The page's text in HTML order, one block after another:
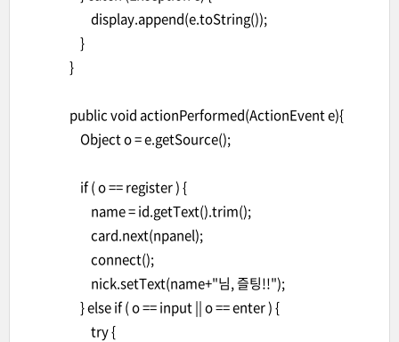
display.append(e.toString());
}
}
public void actionPerformed(ActionEvent e){
Object o = e.getSource();
if ( o == register ) {
name = id.getText().trim();
card.next(npanel);
connect();
nick.setText(name+"님, 즐팅!!");
} else if ( o == input || o == enter ) {
try {